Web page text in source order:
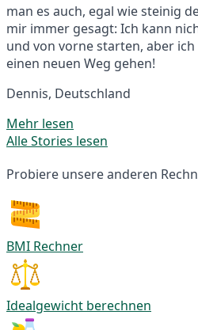
man es auch, egal wie steinig
mir immer gesagt: Ich kann
und von vorne starten, aber
einen neuen Weg gehen!
Dennis, Deutschland
Mehr lesen
Alle Stories lesen
Probiere unsere anderen
BMI Rechner
Idealgewicht berechnen